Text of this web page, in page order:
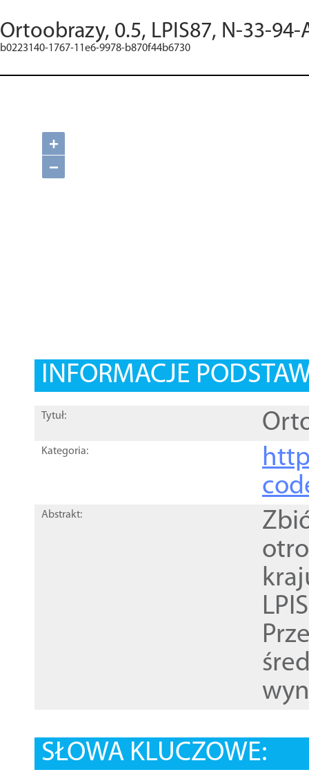
Ortoobrazy, 0.5, LPIS87, N-33-94-
b0223140-1767-11e6-9978-b870f44b6730
+
−
INFORMACJE
Tytuł:
Kategoria:
Abstrakt:
SŁOWA KLUCZOWE: